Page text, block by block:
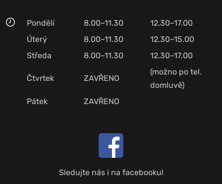
Pondělí 8.00–11.30
12.30–17.00
Úterý
8.00–11.30
12.30–15.00
Středa
8.00–11.30 12.30–17.00
Čtvrtek ZAVŘENO
(možno po tel.
domluvě)
Pátek
ZAVŘENO
Sledujte nás i na facebooku!